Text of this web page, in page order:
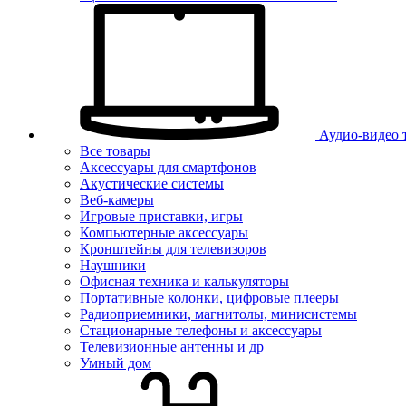
Аудио-видео
Все товары
Аксессуары для смартфонов
Акустические системы
Веб-камеры
Игровые приставки, игры
Компьютерные аксессуары
Кронштейны для телевизоров
Наушники
Офисная техника и калькуляторы
Портативные колонки, цифровые плееры
Радиоприемники, магнитолы, минисистемы
Стационарные телефоны и аксессуары
Телевизионные антенны и др
Умный дом